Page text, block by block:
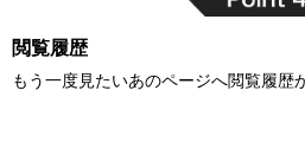
閲覧履歴
もう一度見たいあのページへ閲覧履歴